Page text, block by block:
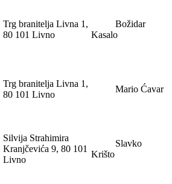
Trg branitelja Livna 1,
80 101 Livno
Božidar
Kasalo
Trg branitelja Livna 1,
80 101 Livno
Mario Ćavar
Silvija Strahimira
Kranjčevića 9, 80 101
Livno
Slavko
Krišto